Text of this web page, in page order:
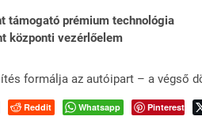
támogató prémium technológia
központi vezérlőelem
formálja az autóipart – a végső
Reddit Whatsapp Pinterest